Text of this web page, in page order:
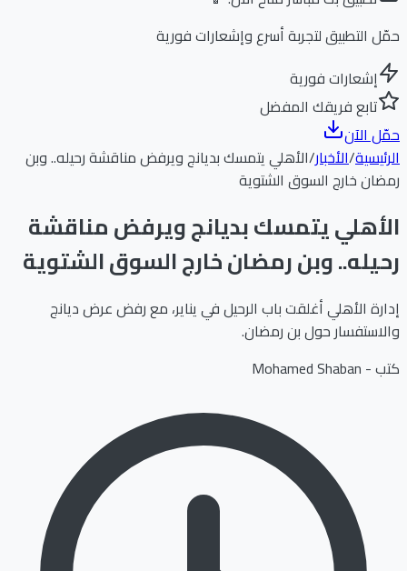
حمّل التطبيق لتجربة أسرع وإشعارات فورية
إشعارات فورية
تابع فريقك المفضل
حمّل الآن
الرئيسية/الأخبار/الأهلي يتمسك بديانج ويرفض مناقشة رحيله.. وبن
رمضان خارج السوق الشتوية
الأهلي يتمسك بديانج ويرفض مناقشة
رحيله.. وبن رمضان خارج السوق الشتوية
إدارة الأهلي أغلقت باب الرحيل في يناير، مع رفض عرض ديانج
والاستفسار حول بن رمضان.
كتب - Mohamed Shaban